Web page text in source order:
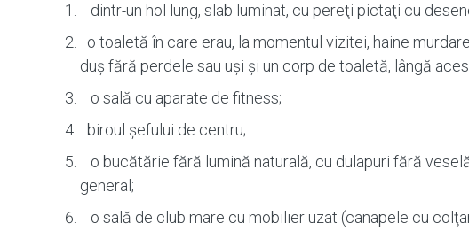
dintr-un hol lung, slab luminat, cu pereţi pictaţi cu
o toaletă în care erau, la momentul vizitei, haine
duş fără perdele sau uşi şi un corp de toaletă, lângă
o sală cu aparate de fitness;
biroul şefului de centru;
o bucătărie fără lumină naturală, cu dulapuri fără
general;
o sală de club mare cu mobilier uzat (canapele cu